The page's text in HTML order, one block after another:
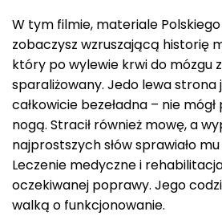
W tym filmie, materiale
zobaczysz wzruszającą historię
który po wylewie krwi do mózgu
sparaliżowany. Jedo lewa strona
całkowicie bezeładna – nie
nogą. Stracił również mowę, a
najprostszych słów sprawiało
Leczenie medyczne i
oczekiwanej poprawy. Jego
walką o funkcjonowanie.